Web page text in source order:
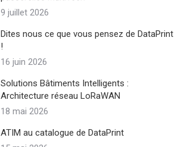
9 juillet 2026
Dites nous ce que vous pensez de DataPrint
!
16 juin 2026
Solutions Bâtiments Intelligents :
Architecture réseau LoRaWAN
18 mai 2026
ATIM au catalogue de DataPrint